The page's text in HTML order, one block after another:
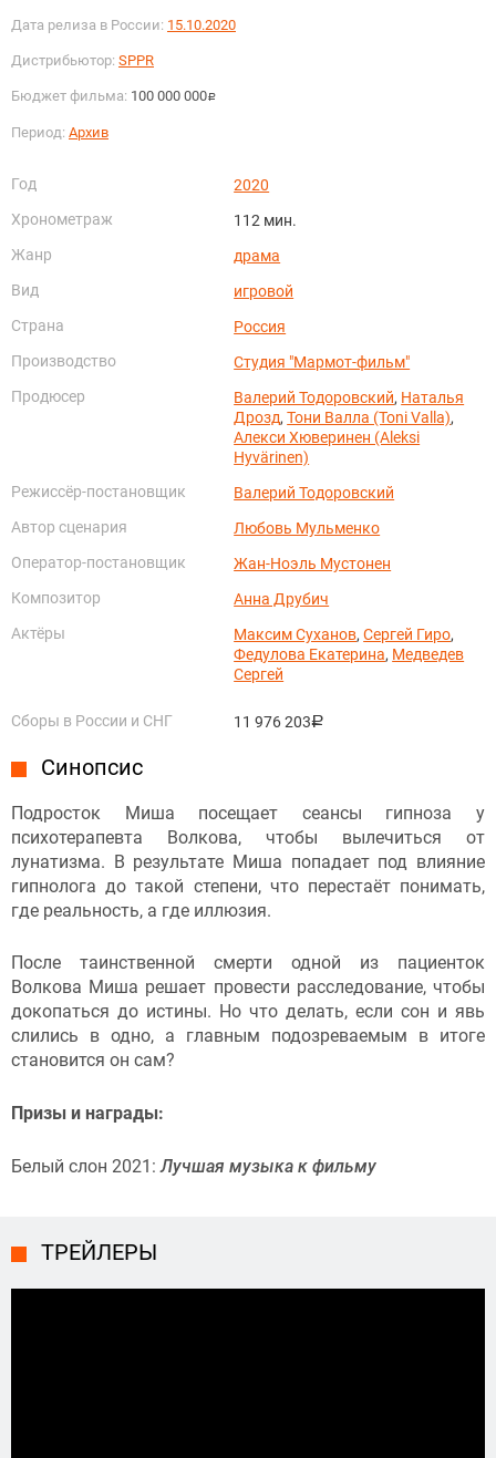
Дата релиза в России: 15.10.2020
Дистрибьютор: SPPR
Бюджет фильма: 100 000 000руб.
Период: Архив
Год
2020
Хронометраж
112 мин.
Жанр
драма
Вид
игровой
Страна
Россия
Производство
Студия "Мармот-фильм"
Продюсер
Валерий Тодоровский, Наталья
Дрозд,Тони Валла (Toni Valla),
Алекси Хюверинен (Aleksi
Hyvärinen)
Режиссёр-постановщик
Валерий Тодоровский
Автор сценария
Любовь Мульменко
Оператор-постановщик
Жан-Ноэль Мустонен
Композитор
Анна Друбич
Актёры
Максим Суханов,Сергей Гиро,
Федулова Екатерина, Медведев
Сергей
Сборы в России и СНГ 11 976 203руб.
Синопсис
Подросток Миша посещает сеансы гипноза у
психотерапевта Волкова, чтобы вылечиться от
лунатизма. В результате Миша попадает под влияние
гипнолога до такой степени, что перестаёт понимать,
где реальность, а где иллюзия.
После таинственной смерти одной из пациенток
Волкова Миша решает провести расследование, чтобы
докопаться до истины. Но что делать, если сон и явь
слились в одно, а главным подозреваемым в итоге
становится он сам?
Призы и награды:
Белый слон 2021:Лучшая музыка к фильму
ТРЕЙЛЕРЫ